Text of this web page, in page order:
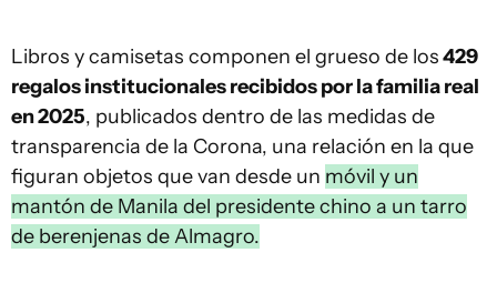
Libros y camisetas componen el grueso de los429
regalos institucionales recibidos por la familia real
en 2025, publicados dentro de las medidas de
transparencia de la Corona, una relación en la que
figuran objetos que van desde un móvil y un
mantón de Manila del presidente chino a un tarro
de berenjenas de Almagro.